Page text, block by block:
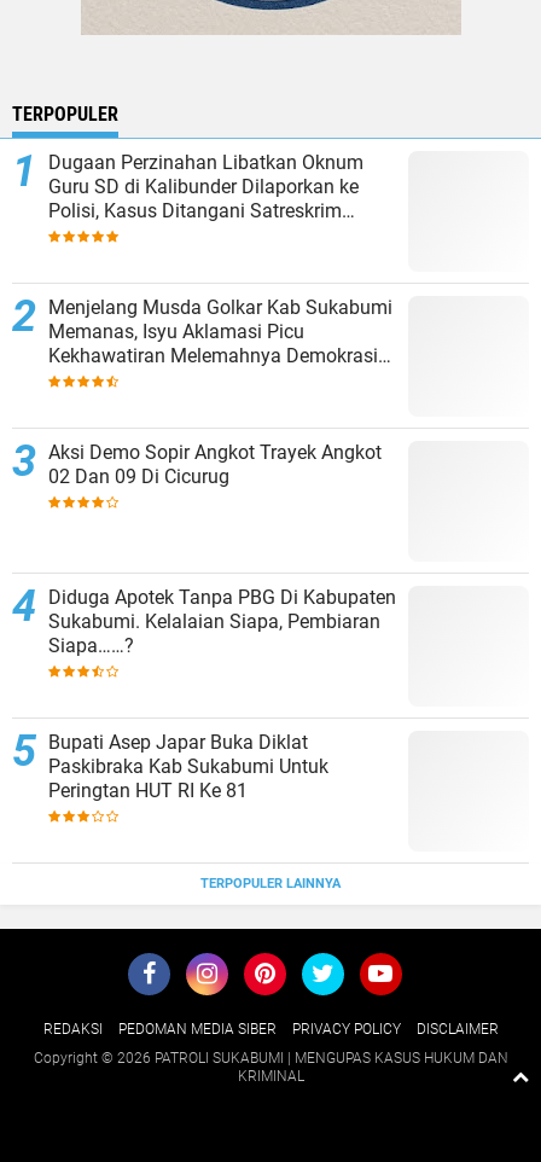
TERPOPULER
Dugaan Perzinahan Libatkan Oknum
Guru SD di Kalibunder Dilaporkan ke
Polisi, Kasus Ditangani Satreskrim
Polres Sukabumi
Menjelang Musda Golkar Kab Sukabumi
Memanas, Isyu Aklamasi Picu
Kekhawatiran Melemahnya Demokrasi
Internal
Aksi Demo Sopir Angkot Trayek Angkot
02 Dan 09 Di Cicurug
Diduga Apotek Tanpa PBG Di Kabupaten
Sukabumi. Kelalaian Siapa, Pembiaran
Siapa……?
Bupati Asep Japar Buka Diklat
Paskibraka Kab Sukabumi Untuk
Peringtan HUT RI Ke 81
TERPOPULER LAINNYA
REDAKSI PEDOMAN MEDIA SIBER PRIVACY POLICY
DISCLAIMER
Copyright © 2026 PATROLI SUKABUMI | MENGUPAS KASUS HUKUM DAN
KRIMINAL